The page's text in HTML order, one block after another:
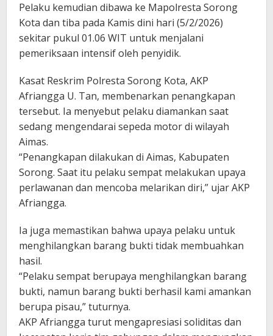
Pelaku kemudian dibawa ke Mapolresta Sorong
Kota dan tiba pada Kamis dini hari (5/2/2026)
sekitar pukul 01.06 WIT untuk menjalani
pemeriksaan intensif oleh penyidik.
Kasat Reskrim Polresta Sorong Kota, AKP
Afriangga U. Tan, membenarkan penangkapan
tersebut. Ia menyebut pelaku diamankan saat
sedang mengendarai sepeda motor di wilayah
Aimas.
“Penangkapan dilakukan di Aimas, Kabupaten
Sorong. Saat itu pelaku sempat melakukan upaya
perlawanan dan mencoba melarikan diri,” ujar AKP
Afriangga.
Ia juga memastikan bahwa upaya pelaku untuk
menghilangkan barang bukti tidak membuahkan
hasil.
“Pelaku sempat berupaya menghilangkan barang
bukti, namun barang bukti berhasil kami amankan
berupa pisau,” tuturnya.
AKP Afriangga turut mengapresiasi soliditas dan